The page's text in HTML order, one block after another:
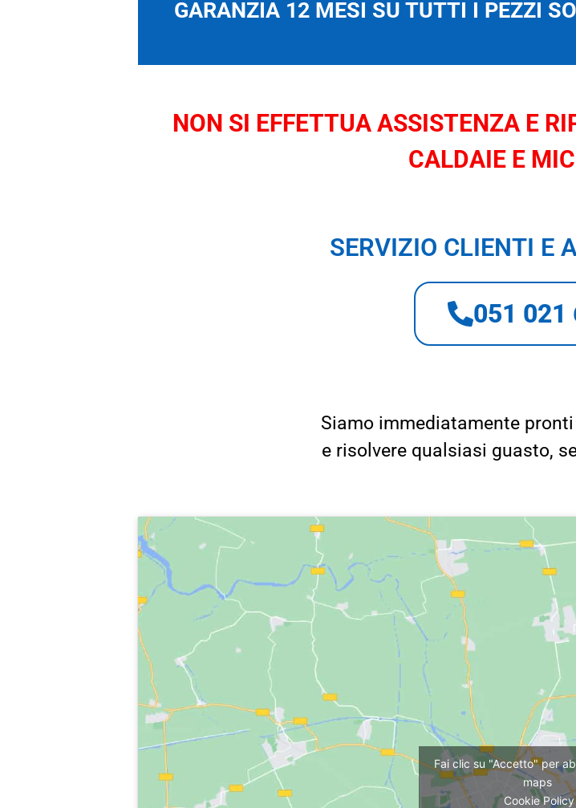
GARANZIA 12 MESI SU TUTTI I PEZZI
NON SI EFFETTUA ASSISTENZA E
CALDAIE E
SERVIZIO CLIENTI E
051 021
Siamo immediatamente
e risolvere qualsiasi guasto,
Fai clic su "Accetto" per
maps
Cookie Policy